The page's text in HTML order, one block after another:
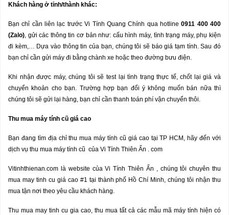
Khách hàng ở tỉnh/thành khác:
Bạn chỉ cần liên lạc trước Vi Tính Quang Chính qua hotline0911 400 400
(Zalo) , gửi các thông tin cơ bản như: cấu hình máy, tình trạng máy, phụ kiện
đi kèm,… Dựa vào thông tin của bạn, chúng tôi sẽ báo giá tạm tính. Sau đó
bạn chỉ cần gửi máy đi bằng chành xe hoặc theo đường bưu điện.
Khi nhận được máy, chúng tôi sẽ test lại tình trạng thực tế, chốt lại giá và
chuyển khoản cho bạn. Trường hợp bạn đổi ý không muốn bán nữa thì
chúng tôi sẽ gửi lại hàng, bạn chỉ cần thanh toán phí vận chuyển thôi.
Thu mua máy tính cũ giá cao
Bạn đang tìm địa chỉ thu mua máy tính cũ giá cao tại TP HCM, hãy đến với
dịch vụ thu mua máy tính cũ của Vi Tính Thiên Ấn . com
Vitinhthienan.com là website của Vi Tính Thiên Ấn , chúng tôi chuyên thu
mua may tinh cu giá cao #1 tại thành phố Hồ Chí Minh, chúng tôi nhận thu
mua tận nơi theo yêu cầu khách hàng.
Thu mua may tinh cu gia cao, thu mua tất cả các mẫu mã máy tính hiện có